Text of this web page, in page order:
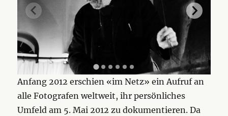
Anfang 2012 erschien «im Netz» ein Aufruf an
alle Fotografen weltweit, ihr persönliches
Umfeld am 5. Mai 2012 zu dokumentieren. Da